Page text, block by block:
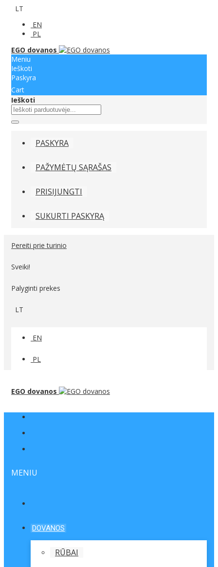
LT
EN
PL
EGO dovanos
Meniu
Ieškoti
Paskyra
Cart
Ieškoti
PASKYRA
PAŽYMĖTŲ SĄRAŠAS
PRISIJUNGTI
SUKURTI PASKYRĄ
Pereiti prie turinio
Sveiki!
Palyginti prekes
LT
EN
PL
EGO dovanos
MENIU
DOVANOS
RŪBAI